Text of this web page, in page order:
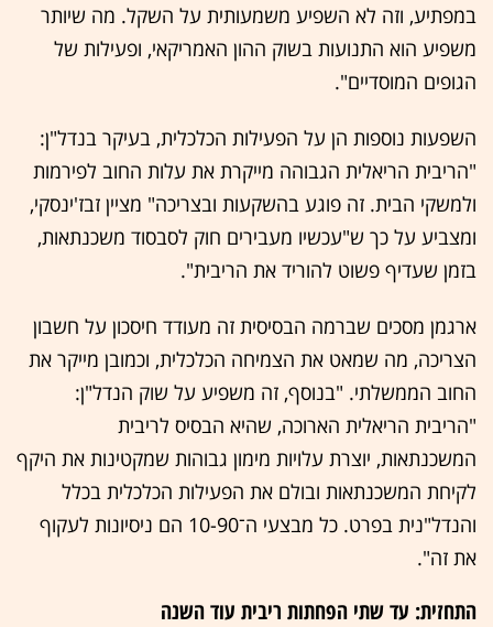
במפתיע, וזה לא השפיע משמעותית על השקל. מה שיותר
משפיע הוא התנועות בשוק ההון האמריקאי, ופעילות של
הגופים המוסדיים".
השפעות נוספות הן על הפעילות הכלכלית, בעיקר בנדל"ן:
"הריבית הריאלית הגבוהה מייקרת את עלות החוב לפירמות
ולמשקי הבית. זה פוגע בהשקעות ובצריכה" מציין זבז'ינסקי,
ומצביע על כך ש"עכשיו מעבירים חוק לסבסוד משכנתאות,
בזמן שעדיף פשוט להוריד את הריבית".
ארגמן מסכים שברמה הבסיסית זה מעודד חיסכון על חשבון
הצריכה, מה שמאט את הצמיחה הכלכלית, וכמובן מייקר את
החוב הממשלתי. "בנוסף, זה משפיע על שוק הנדל"ן:
"הריבית הריאלית הארוכה, שהיא הבסיס לריבית
המשכנתאות, יוצרת עלויות מימון גבוהות שמקטינות את היקף
לקיחת המשכנתאות ובולם את הפעילות הכלכלית בכלל
והנדל"נית בפרט. כל מבצעי ה־10-90 הם ניסיונות לעקוף
את זה".
התחזית: עד שתי הפחתות ריבית עוד השנה